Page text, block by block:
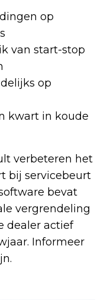
op
van start-stop
op
kwart in koude
verbeteren het
bij servicebeurt
bevat
vergrendeling
dealer actief
Informeer